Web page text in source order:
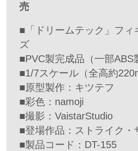
売
■「ドリームテック」フィ
ズ
■PVC製完成品（一部ABS
■1/7スケール（全高約
■原型製作：キツテフ
■彩色：namoji
■撮影：VaistarStudio
■登場作品：ストライク・
■製品コード：DT-155